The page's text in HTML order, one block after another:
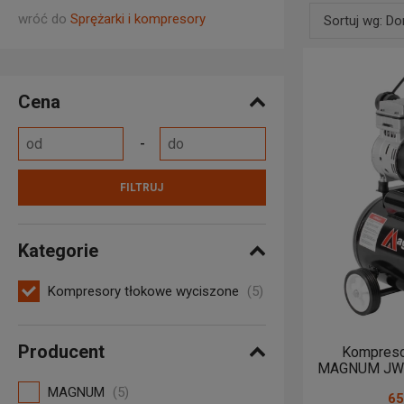
wróć do Sprężarki i kompresory
Cena
FILTRUJ
Kategorie
Kompresory tłokowe wyciszone (5)
Producent
MAGNUM (5)
są
W naszej
Warto
sprawdzą
Jeśli
Sortuj wg:
Nazwa
Nazwa
Od
Od
Od
MAGNUM